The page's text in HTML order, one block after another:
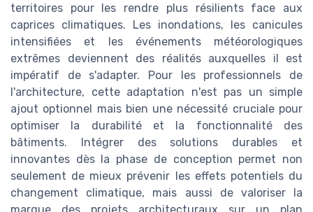
territoires pour les rendre plus résilients face aux
caprices climatiques. Les inondations, les canicules
intensifiées et les événements météorologiques
extrêmes deviennent des réalités auxquelles il est
impératif de s'adapter. Pour les professionnels de
l'architecture, cette adaptation n'est pas un simple
ajout optionnel mais bien une nécessité cruciale pour
optimiser la durabilité et la fonctionnalité des
bâtiments. Intégrer des solutions durables et
innovantes dès la phase de conception permet non
seulement de mieux prévenir les effets potentiels du
changement climatique, mais aussi de valoriser la